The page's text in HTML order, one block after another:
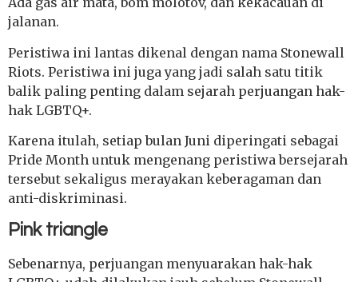
jalanan.
Peristiwa ini lantas dikenal dengan nama Stonewall
Riots. Peristiwa ini juga yang jadi salah satu titik
balik paling penting dalam sejarah perjuangan hak-
hak LGBTQ+.
Karena itulah, setiap bulan Juni diperingati sebagai
Pride Month untuk mengenang peristiwa bersejarah
tersebut sekaligus merayakan keberagaman dan
anti-diskriminasi.
Pink triangle
Sebenarnya, perjuangan menyuarakan hak-hak